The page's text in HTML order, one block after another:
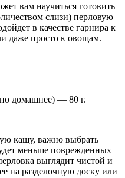
вам научиться готовить
слизи) перловую
в качестве гарнира к
даже просто к овощам.
домашнее) — 80 г.
кашу, важно выбрать
меньше поврежденных
выглядит чистой и
на разделочную доску или